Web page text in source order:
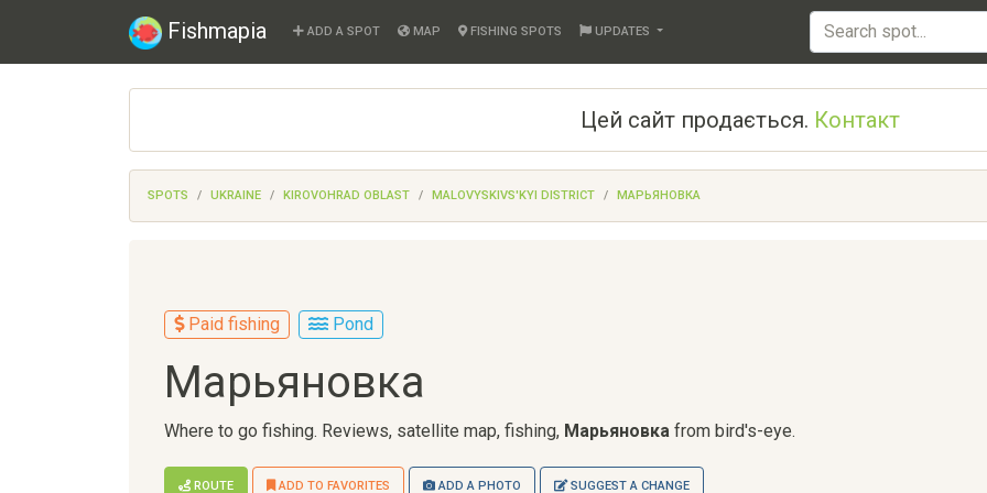
Fishmapia ADD A SPOT MAP FISHING SPOTS UPDATES
Цей сайт продається. Контакт
SPOTS UKRAINE KIROVOHRAD OBLAST MALOVYSKIVS'KYI DISTRICT МАРЬЯНОВКА
Paid fishing Pond
Марьяновка
Where to go fishing. Reviews, satellite map, fishing, Марьяновка from bird's-eye.
ROUTE ADD TO FAVORITES ADD A PHOTO SUGGEST A CHANGE